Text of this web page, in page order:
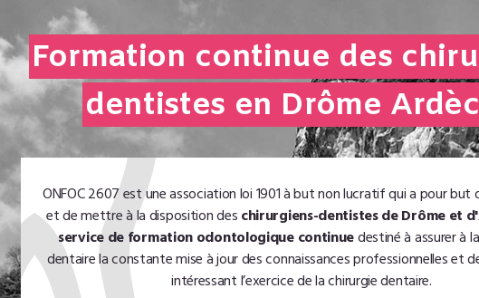
Formation continue des
dentistes en Drôme
ONFOC 2607 est une association loi 1901 à but non lucratif qui a pour
et de mettre à la disposition deschirurgiens-dentistes de Drôme et
service de formation odontologique continuedestiné à assurer à
dentaire la constante mise à jour des connaissances professionnelles et
intéressant l’exercice de la chirurgie dentaire.